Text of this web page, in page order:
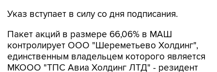
Указ вступает в силу со дня подписания.
Пакет акций в размере 66,06% в МАШ
контролирует ООО "Шереметьево Холдинг",
единственным владельцем которого является
МКООО "ТПС Авиа Холдинг ЛТД" - резидент